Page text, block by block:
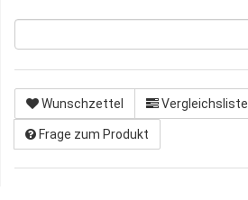
Wunschzettel Vergleichsliste
Frage zum Produkt